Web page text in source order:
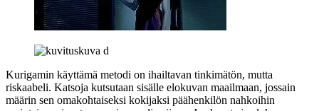
Kurigamin käyttämä metodi on ihailtavan tinkimätön, mutta
riskaabeli. Katsoja kutsutaan sisälle elokuvan maailmaan, jossain
määrin sen omakohtaiseksi kokijaksi päähenkilön nahkoihin